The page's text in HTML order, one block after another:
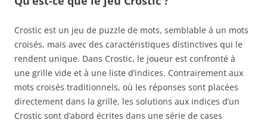
Crostic est un jeu de puzzle de mots, semblable à un mots
croisés, mais avec des caractéristiques distinctives qui le
rendent unique. Dans Crostic, le joueur est confronté à
une grille vide et à une liste d’indices. Contrairement aux
mots croisés traditionnels, où les réponses sont placées
directement dans la grille, les solutions aux indices d’un
Crostic sont d’abord écrites dans une série de cases